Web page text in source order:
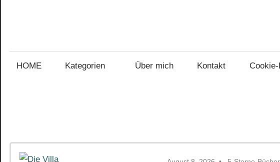
für
HOME Kategorien Über mich Kontakt